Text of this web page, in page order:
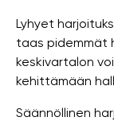
Lyhyet
taas pidemmät
keskivartalon
kehittämään
Säännöllinen